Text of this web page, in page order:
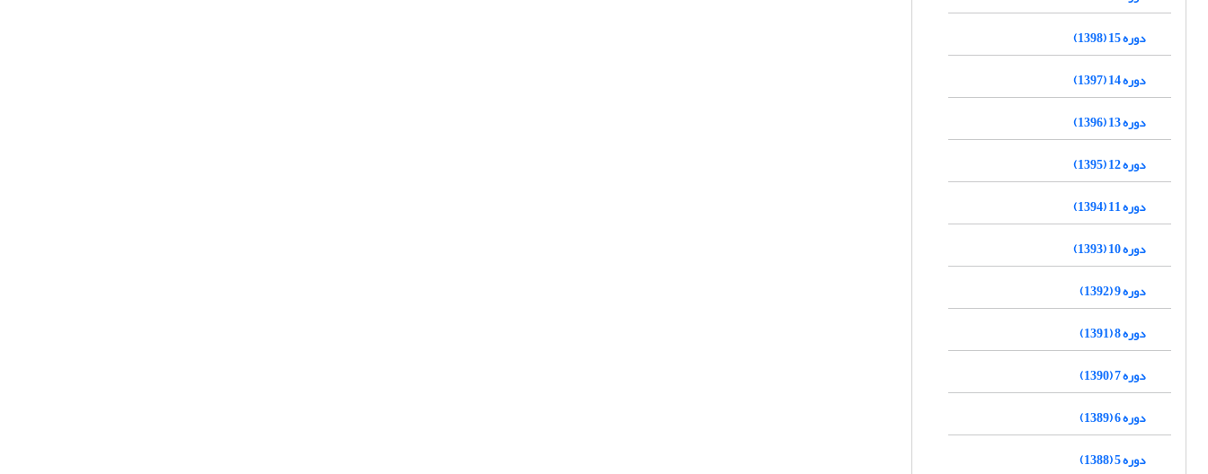
دوره 15 (1398)
دوره 14 (1397)
دوره 13 (1396)
دوره 12 (1395)
دوره 11 (1394)
دوره 10 (1393)
دوره 9 (1392)
دوره 8 (1391)
دوره 7 (1390)
دوره 6 (1389)
دوره 5 (1388)